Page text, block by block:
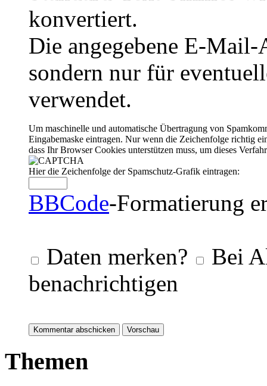
konvertiert.
Die angegebene E-
sondern nur für
verwendet.
Um maschinelle und automatische Übertragung von
Eingabemaske eintragen. Nur wenn die Zeichenfolge richtig
dass Ihr Browser Cookies unterstützen muss, um dieses
Hier die Zeichenfolge der Spamschutz-Grafik eintragen:
BBCode-Formatierung
Daten merken?
Bei
benachrichtigen
Themen